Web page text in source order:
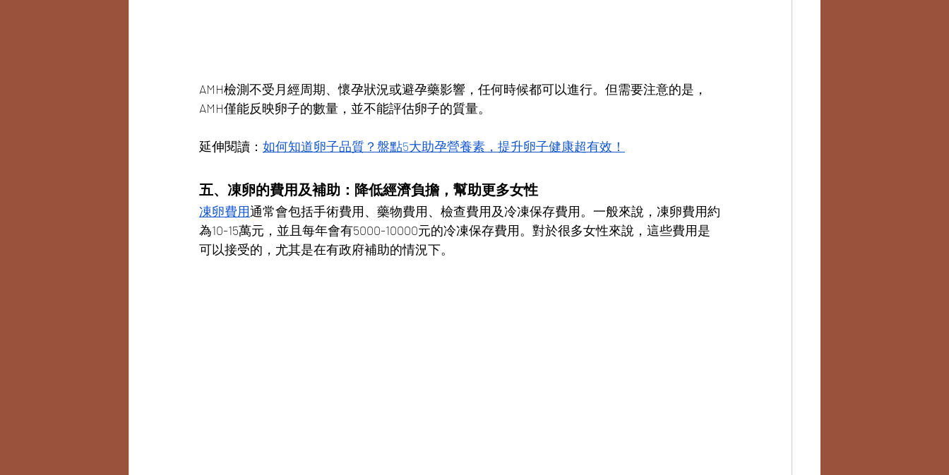
AMH檢測不受月經周期、懷孕狀況或避孕藥影響，任何時候都可以進行。但需要注意的是，
AMH僅能反映卵子的數量，並不能評估卵子的質量。
延伸閱讀： 如何知道卵子品質？盤點5大助孕營養素，提升卵子健康超有效！
五、凍卵的費用及補助：降低經濟負擔，幫助更多女性
凍卵費用通常會包括手術費用、藥物費用、檢查費用及冷凍保存費用。一般來說，凍卵費用約
為10-15萬元，並且每年會有5000-10000元的冷凍保存費用。對於很多女性來說，這些費用是
可以接受的，尤其是在有政府補助的情況下。